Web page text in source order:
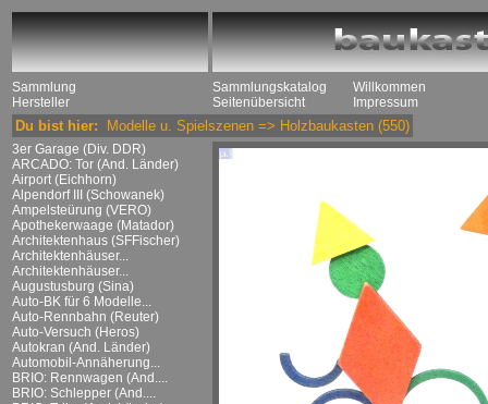
Sammlung
Hersteller
Sammlungskatalog
Seitenübersicht
Willkommen
Impressum
Du bist hier: Modelle u. Spielszenen => Holzbaukasten (550)
3er Garage (Div. DDR)
ARCADO: Tor (And. Länder)
Airport (Eichhorn)
Alpendorf III (Schowanek)
Ampelsteürung (VERO)
Apothekerwaage (Matador)
Architektenhaus (SFFischer)
Architektenhäuser...
Architektenhäuser...
Augustusburg (Sina)
Auto-BK für 6 Modelle...
Auto-Rennbahn (Reuter)
Auto-Versuch (Heros)
Autokran (And. Länder)
Automobil-Annäherung...
BRIO: Rennwagen (And....
BRIO: Schlepper (And....